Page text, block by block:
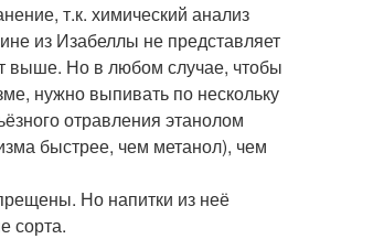
т.к. химический анализ
из Изабеллы не представляет
выше. Но в любом случае, чтобы
нужно выпивать по нескольку
отравления этанолом
быстрее, чем метанол), чем
Но напитки из неё
сорта.